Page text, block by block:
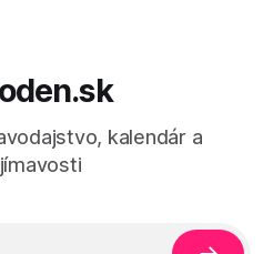
kalendár a